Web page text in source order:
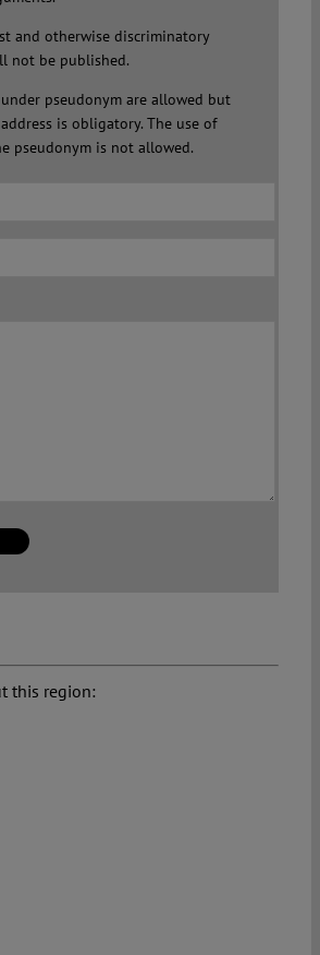
and otherwise discriminatory
not be published.
pseudonym are allowed but
is obligatory. The use of
pseudonym is not allowed.
this region: